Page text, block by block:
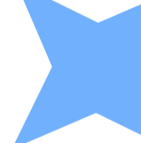
Transferencia
Añade
Comprar con
Tarjeta de
Utiliza tarjetas